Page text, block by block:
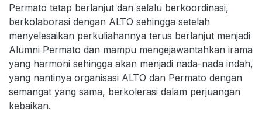
Permato tetap berlanjut dan selalu berkoordinasi,
berkolaborasi dengan ALTO sehingga setelah
menyelesaikan perkuliahannya terus berlanjut menjadi
Alumni Permato dan mampu mengejawantahkan irama
yang harmoni sehingga akan menjadi nada-nada indah,
yang nantinya organisasi ALTO dan Permato dengan
semangat yang sama, berkolerasi dalam perjuangan
kebaikan.